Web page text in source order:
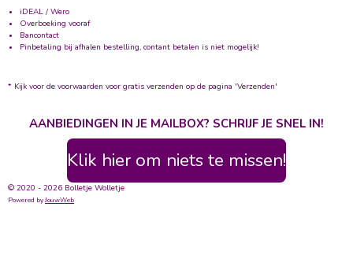
iDEAL / Wero
Overboeking vooraf
Bancontact
Pinbetaling bij afhalen bestelling, contant betalen is niet mogelijk!
* Kijk voor de voorwaarden voor gratis verzenden op de pagina 'Verzenden'
AANBIEDINGEN IN JE MAILBOX? SCHRIJF JE SNEL IN!
Klik hier om niets te missen!
© 2020 - 2026 Bolletje Wolletje
Powered byJouwWeb